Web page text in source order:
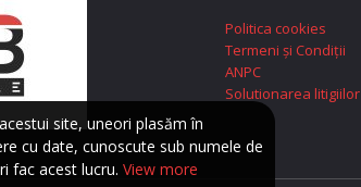
Politica cookies
Termeni și Condiții
ANPC
Solutionarea litigiilor
site, uneori plasăm în
cu date, cunoscute sub numele de
fac acest lucru. View more